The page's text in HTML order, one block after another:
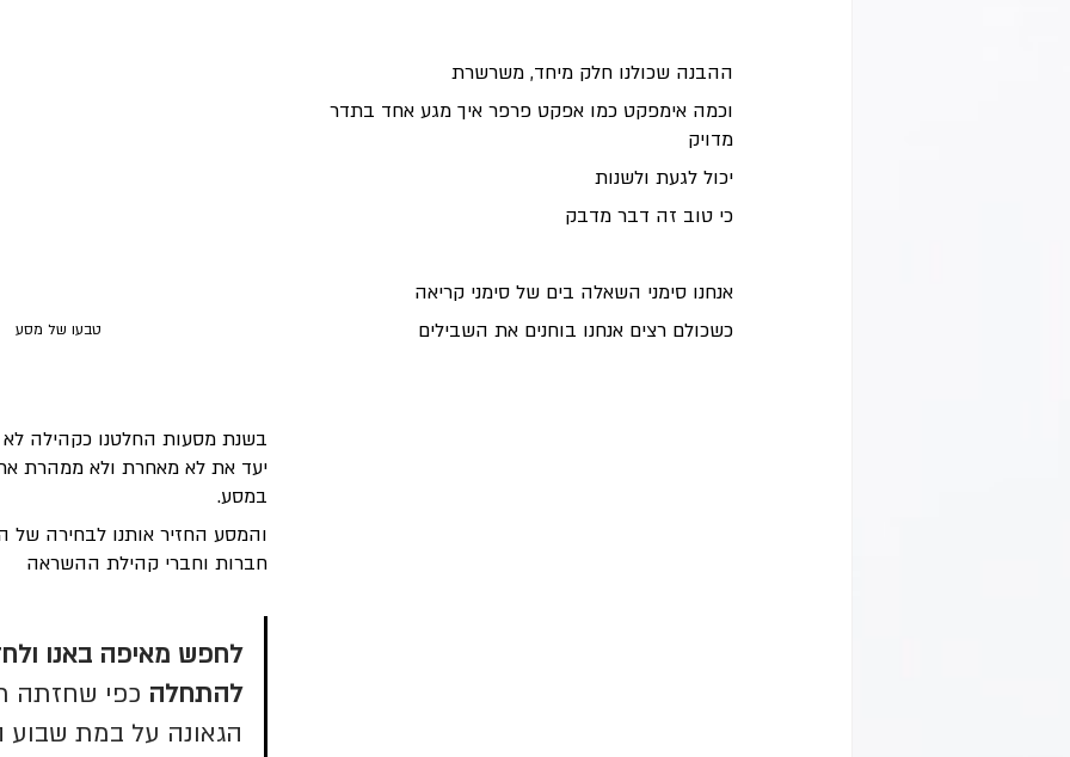
טבעו של מסע
ההבנה שכולנו חלק מיחד, משרשרת
וכמה אימפקט כמו אפקט פרפר איך מגע אחד בתדר
מדויק
יכול לגעת ולשנות
כי טוב זה דבר מדבק
אנחנו סימני השאלה בים של סימני קריאה
כשכולם רצים אנחנו בוחנים את השבילים
בשנת מסעות החלטנו כקהילה לא
יעד את לא מאחרת ולא ממהרת
במסע.
והמסע החזיר אותנו לבחירה
חברות וחברי קהילת ההשראה
לחפש מאיפה באנו
להתחלה כפי שחזתה
הגאונה על במת שבוע